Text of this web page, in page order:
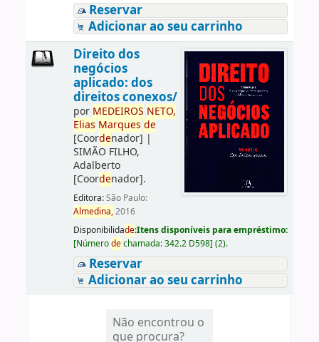
Reservar
Adicionar ao seu carrinho
Direito dos
negócios
aplicado: dos
direitos conexos/
por MEDEIROS NETO,
Elias Marques de
[Coordenador] |
SIMÃO FILHO,
Adalberto
[Coordenador].
Editora:São Paulo:
Almedina,2016
Disponibilidade:Itens disponíveis para empréstimo:
[Númerodechamada:342.2 D598] (2).
Reservar
Adicionar ao seu carrinho
Não encontrou o
que procura?